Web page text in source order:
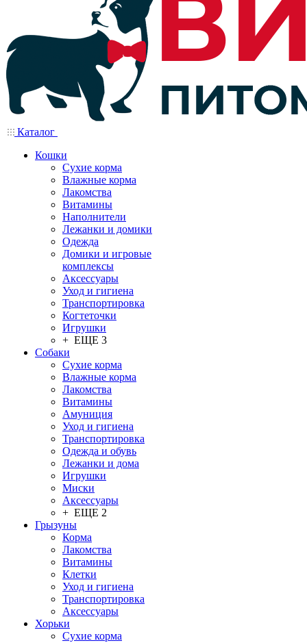
Каталог
Кошки
Сухие корма
Влажные корма
Лакомства
Витамины
Наполнители
Лежанки и домики
Одежда
Домики и игровые
комплексы
Аксессуары
Уход и гигиена
Транспортировка
Когтеточки
Игрушки
+ ЕЩЕ 3
Собаки
Сухие корма
Влажные корма
Лакомства
Витамины
Амуниция
Уход и гигиена
Транспортировка
Одежда и обувь
Лежанки и дома
Игрушки
Миски
Аксессуары
+ ЕЩЕ 2
Грызуны
Корма
Лакомства
Витамины
Клетки
Уход и гигиена
Транспортировка
Аксессуары
Хорьки
Сухие корма